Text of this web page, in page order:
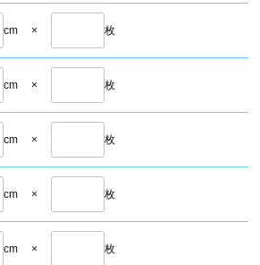
cm × 枚
cm × 枚
cm × 枚
cm × 枚
cm × 枚